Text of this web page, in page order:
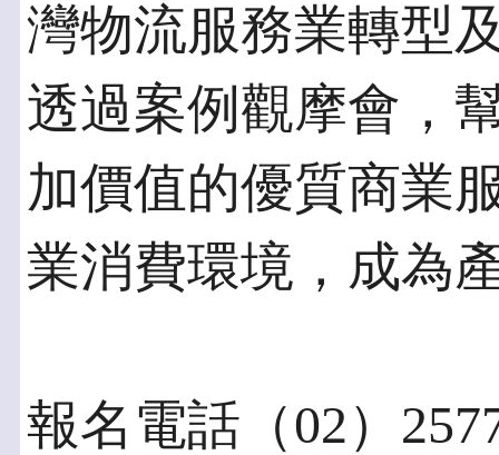
灣物流服務業轉型
透過案例觀摩會，
加價值的優質商業
業消費環境，成為
報名電話（02）